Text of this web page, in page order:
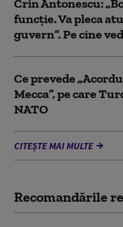
Crin Antonescu:
funcție. Va pleca
guvern”. Pe cine
Ce prevede
Mecca”, pe care
NATO
CITEȘTE MAI MULTE
Recomandările